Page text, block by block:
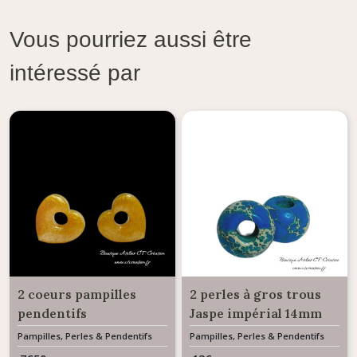
Vous pourriez aussi être
intéressé par
2 coeurs pampilles
pendentifs
interchangeables en
résine jaune or
Pampilles, Perles & Pendentifs
Interchangeables
2 perles à gros trous
Jaspe impérial 14mm
Gemme pierres
naturelles pour
Pampilles, Perles & Pendentifs
Interchangeables